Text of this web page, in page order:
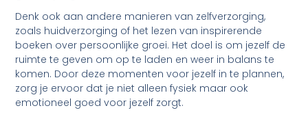
Denk ook aan andere manieren van zelfverzorging,
zoals huidverzorging of het lezen van inspirerende
boeken over persoonlijke groei. Het doel is om jezelf de
ruimte te geven om op te laden en weer in balans te
komen. Door deze momenten voor jezelf in te plannen,
zorg je ervoor dat je niet alleen fysiek maar ook
emotioneel goed voor jezelf zorgt.